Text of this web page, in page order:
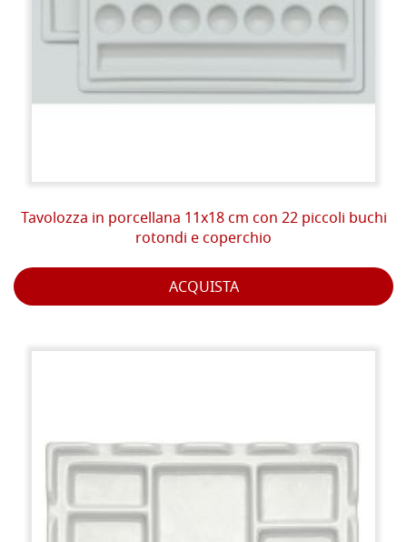
Tavolozza in porcellana 11x18 cm con 22 piccoli buchi
rotondi e coperchio
ACQUISTA